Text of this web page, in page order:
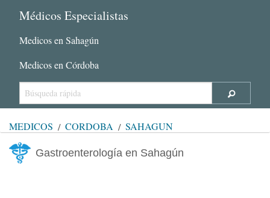
Médicos Especialistas
Medicos en Sahagún
Medicos en Córdoba
MÉDICOS CÓRDOBA SAHAGÚN
Gastroenterología en Sahagún